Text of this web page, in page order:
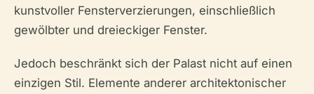
kunstvoller Fensterverzierungen, einschließlich
gewölbter und dreieckiger Fenster.
Jedoch beschränkt sich der Palast nicht auf einen
einzigen Stil. Elemente anderer architektonischer